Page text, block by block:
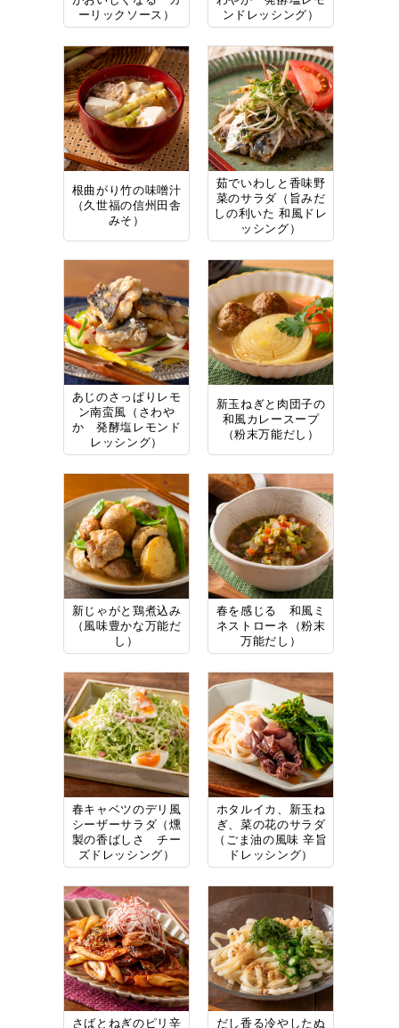
ーリックソース）
ンドレッシング）
根曲がり竹の味噌汁
（久世福の信州田舎
みそ）
茹でいわしと香味野
菜のサラダ（旨みだ
しの利いた 和風ドレ
ッシング）
あじのさっぱりレモ
ン南蛮風（さわや
か 発酵塩レモンド
レッシング）
新玉ねぎと肉団子の
和風カレースープ
（粉末万能だし）
新じゃがと鶏煮込み
（風味豊かな万能だ
し）
春を感じる 和風ミ
ネストローネ（粉末
万能だし）
春キャベツのデリ風
シーザーサラダ（燻
製の香ばしさ チー
ズドレッシング）
ホタルイカ、新玉ね
ぎ、菜の花のサラダ
（ごま油の風味 辛旨
ドレッシング）
さばとねぎのピリ辛 だし香る冷やしたぬ